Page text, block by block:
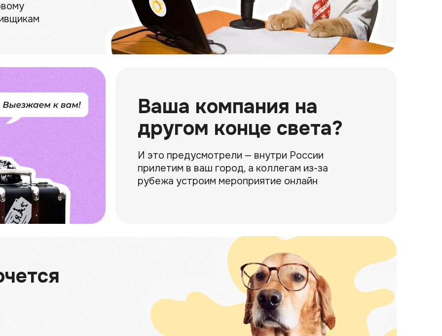
Среди них
кинокритики,
расскажут о чем
или
экспертную
составят
который оценит
ваших
А
Ваша компания на
другом конце света?
И это предусмотрели — внутри России
прилетим в ваш город, а коллегам из-за
рубежа устроим мероприятие онлайн